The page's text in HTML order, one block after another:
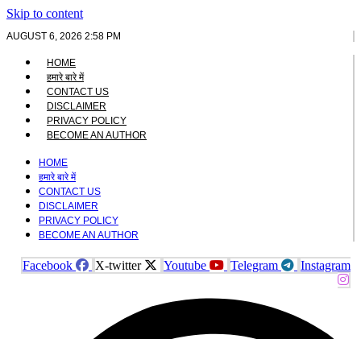
Skip to content
AUGUST 6, 2026 2:58 PM
HOME
हमारे बारे में
CONTACT US
DISCLAIMER
PRIVACY POLICY
BECOME AN AUTHOR
HOME
हमारे बारे में
CONTACT US
DISCLAIMER
PRIVACY POLICY
BECOME AN AUTHOR
Facebook X-twitter Youtube Telegram Instagram